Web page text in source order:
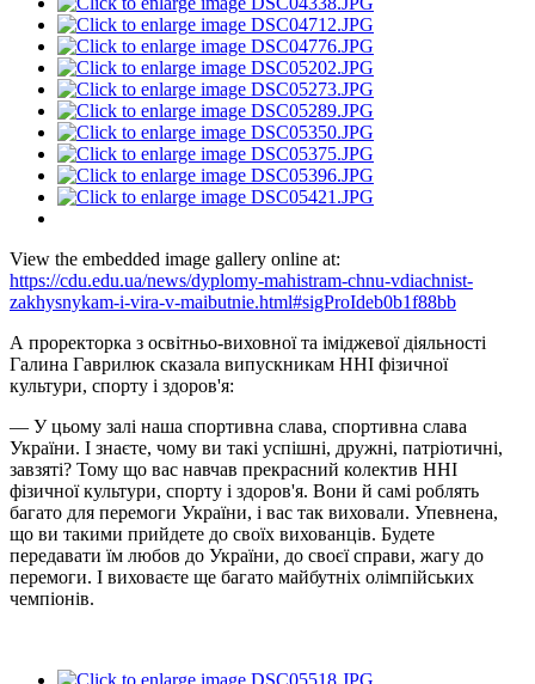
View the embedded image gallery online at:
https://cdu.edu.ua/news/dyplomy-mahistram-chnu-vdiachnist-
zakhysnykam-i-vira-v-maibutnie.html#sigProIdeb0b1f88bb
А проректорка з освітньо-виховної та іміджевої діяльності
Галина Гаврилюк сказала випускникам ННІ фізичної
культури, спорту і здоров'я:
— У цьому залі наша спортивна слава, спортивна слава
України. І знаєте, чому ви такі успішні, дружні, патріотичні,
завзяті? Тому що вас навчав прекрасний колектив ННІ
фізичної культури, спорту і здоров'я. Вони й самі роблять
багато для перемоги України, і вас так виховали. Упевнена,
що ви такими прийдете до своїх вихованців. Будете
передавати їм любов до України, до своєї справи, жагу до
перемоги. І виховаєте ще багато майбутніх олімпійських
чемпіонів.